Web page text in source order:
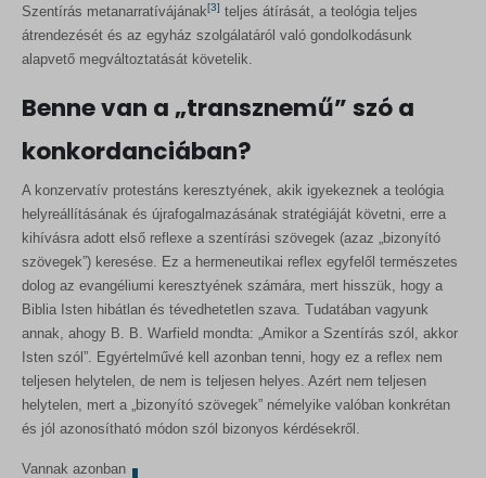
Szentírás metanarratívájának[3] teljes átírását, a teológia teljes
átrendezését és az egyház szolgálatáról való gondolkodásunk
alapvető megváltoztatását követelik.
Benne van a „transznemű” szó a
konkordanciában?
A konzervatív protestáns keresztyének, akik igyekeznek a teológia
helyreállításának és újrafogalmazásának stratégiáját követni, erre a
kihívásra adott első reflexe a szentírási szövegek (azaz „bizonyító
szövegek”) keresése. Ez a hermeneutikai reflex egyfelől természetes
dolog az evangéliumi keresztyének számára, mert hisszük, hogy a
Biblia Isten hibátlan és tévedhetetlen szava. Tudatában vagyunk
annak, ahogy B. B. Warfield mondta: „Amikor a Szentírás szól, akkor
Isten szól”. Egyértelművé kell azonban tenni, hogy ez a reflex nem
teljesen helytelen, de nem is teljesen helyes. Azért nem teljesen
helytelen, mert a „bizonyító szövegek” némelyike valóban konkrétan
és jól azonosítható módon szól bizonyos kérdésekről.
Vannak azonban